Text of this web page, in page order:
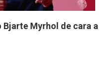
Myrhol de cara a